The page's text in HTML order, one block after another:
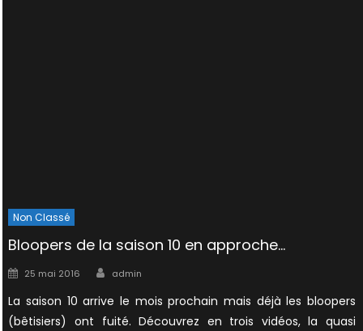
Non Classé
Bloopers de la saison 10 en approche…
Posted
25 mai 2016 Author
admin
La saison 10 arrive le mois prochain mais déjà les bloopers
(bêtisiers) ont fuité. Découvrez en trois vidéos, la quasi